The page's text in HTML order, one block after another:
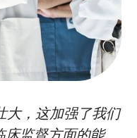
大，这加强了我们
床监督方面的能